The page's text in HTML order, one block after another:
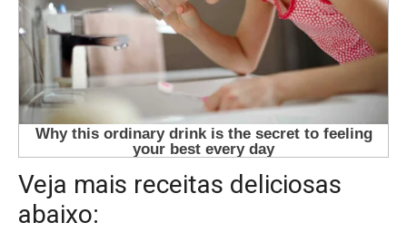
Veja mais receitas deliciosas
abaixo: